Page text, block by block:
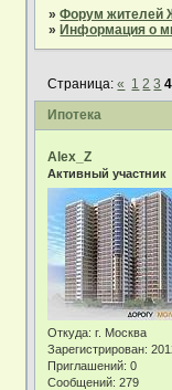
»Форум жителей
» Информация о
Ипотека
Страница:« 1 2 3 4
Alex_Z
Активный участник
Откуда: г. Москва
Зарегистрирован:
Приглашений: 0
Сообщений: 279